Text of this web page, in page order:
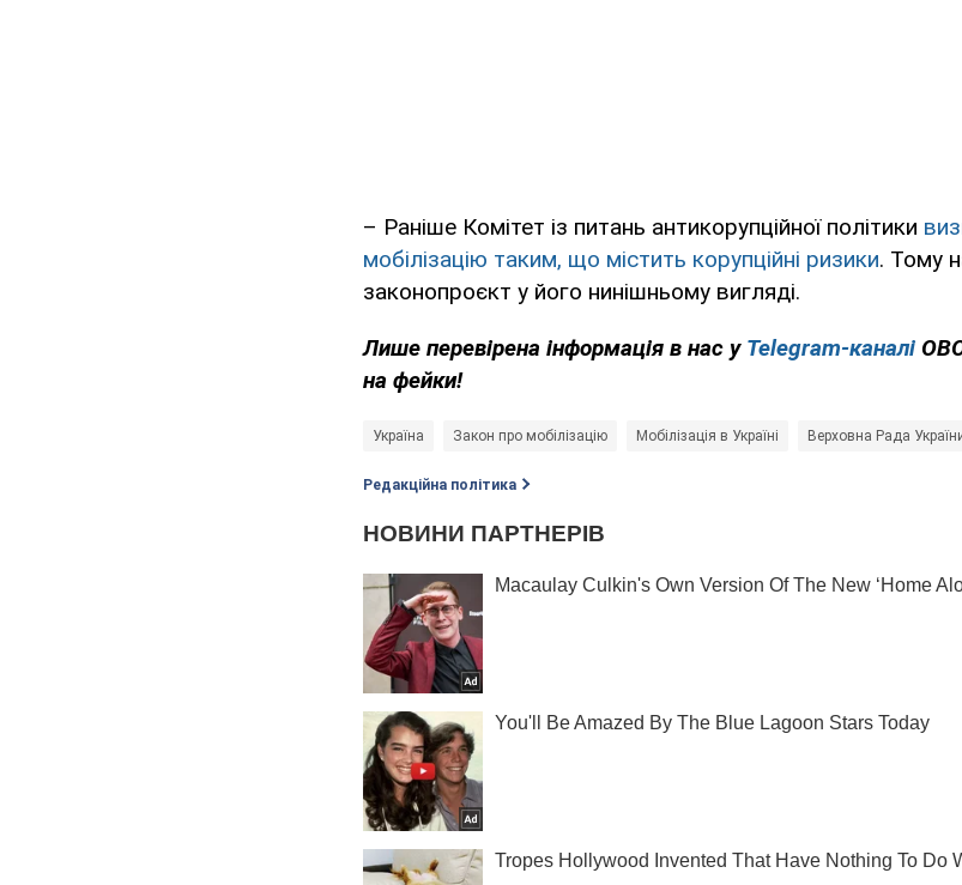
– Раніше Комітет із питань антикорупційної політики
мобілізацію таким, що містить корупційні ризики. Тому
законопроєкт у його нинішньому вигляді.
Лише перевірена інформація в нас у Telegram-каналі
на фейки!
Україна Закон про мобілізацію Мобілізація в Україні Верховна Рада
Редакційна політика